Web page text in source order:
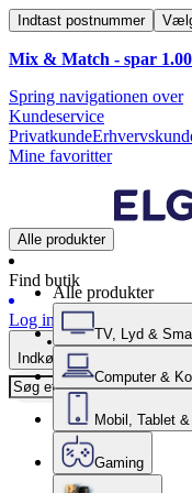
Indtast postnummer
Mix & Match - spar
Spring navigationen over
Kundeservice
Privatkunde
Mine favoritter
Alle produkter
Find butik
Log ind
Indkøbskurv
Alle produkter
TV, Lyd &
Computer &
Mobil, Tablet
Gaming